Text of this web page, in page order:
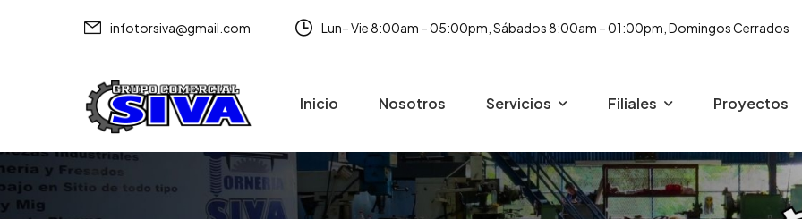
infotorsiva@gmail.com Lun– Vie 8:00am – 05:00pm, Sábados 8:00am – 01:00pm, Domingos Cerrados
Inicio Nosotros Servicios Filiales Proyectos